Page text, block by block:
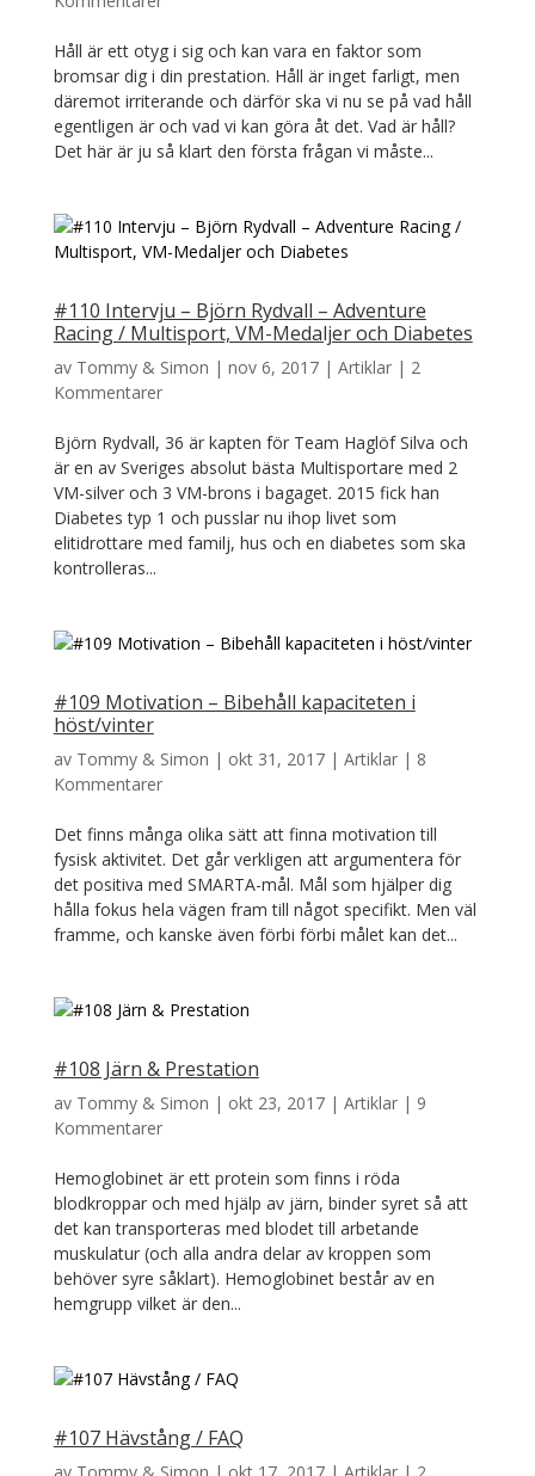
Håll är ett otyg i sig och kan vara en faktor som
bromsar dig i din prestation. Håll är inget farligt, men
däremot irriterande och därför ska vi nu se på vad håll
egentligen är och vad vi kan göra åt det. Vad är håll?
Det här är ju så klart den första frågan vi måste...
#110 Intervju – Björn Rydvall – Adventure
Racing / Multisport, VM-Medaljer och Diabetes
av Tommy & Simon | nov 6, 2017| Artiklar| 2
Kommentarer
Björn Rydvall, 36 är kapten för Team Haglöf Silva och
är en av Sveriges absolut bästa Multisportare med 2
VM-silver och 3 VM-brons i bagaget. 2015 fick han
Diabetes typ 1 och pusslar nu ihop livet som
elitidrottare med familj, hus och en diabetes som ska
kontrolleras...
#109 Motivation – Bibehåll kapaciteten i
höst/vinter
av Tommy & Simon | okt 31, 2017| Artiklar| 8
Kommentarer
Det finns många olika sätt att finna motivation till
fysisk aktivitet. Det går verkligen att argumentera för
det positiva med SMARTA-mål. Mål som hjälper dig
hålla fokus hela vägen fram till något specifikt. Men väl
framme, och kanske även förbi förbi målet kan det...
#108 Järn & Prestation
av Tommy & Simon | okt 23, 2017| Artiklar| 9
Kommentarer
Hemoglobinet är ett protein som finns i röda
blodkroppar och med hjälp av järn, binder syret så att
det kan transporteras med blodet till arbetande
muskulatur (och alla andra delar av kroppen som
behöver syre såklart). Hemoglobinet består av en
hemgrupp vilket är den...
#107 Hävstång / FAQ
av Tommy & Simon | okt 17, 2017| Artiklar| 2